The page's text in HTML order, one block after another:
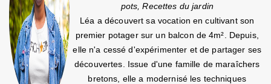
pots, Recettes du jardin
Léa a découvert sa vocation en cultivant son
premier potager sur un balcon de 4m². Depuis,
elle n'a cessé d'expérimenter et de partager ses
découvertes. Issue d'une famille de maraîchers
bretons, elle a modernisé les techniques